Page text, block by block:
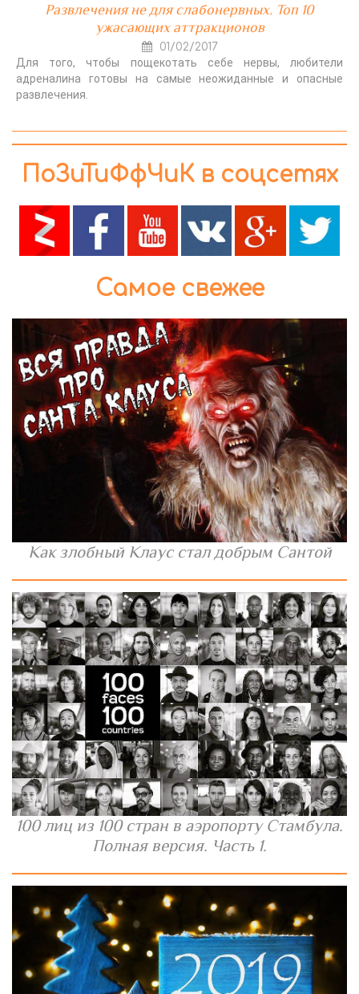
Развлечения не для слабонервных. Топ 10
ужасающих аттракционов
01/02/2017
Для того, чтобы пощекотать себе нервы, любители
адреналина готовы на самые неожиданные и опасные
развлечения.
ПоЗиТиФфЧиК в соцсетях
Самое свежее
Как злобный Клаус стал добрым Сантой
100 лиц из 100 стран в аэропорту Стамбула.
Полная версия. Часть 1.